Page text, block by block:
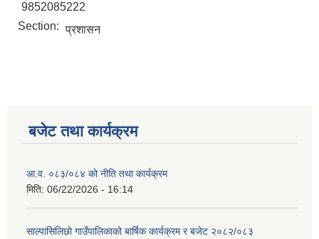
9852085222
Section: प्रशासन
बजेट तथा कार्यक्रम
आ.व. ०८३/०८४ को नीति तथा कार्यक्रम
मिति: 06/22/2026 - 16:14
साल्पासिलिछो गाउँपालिकाको बार्षिक कार्यक्रम र बजेट २०८२/०८३